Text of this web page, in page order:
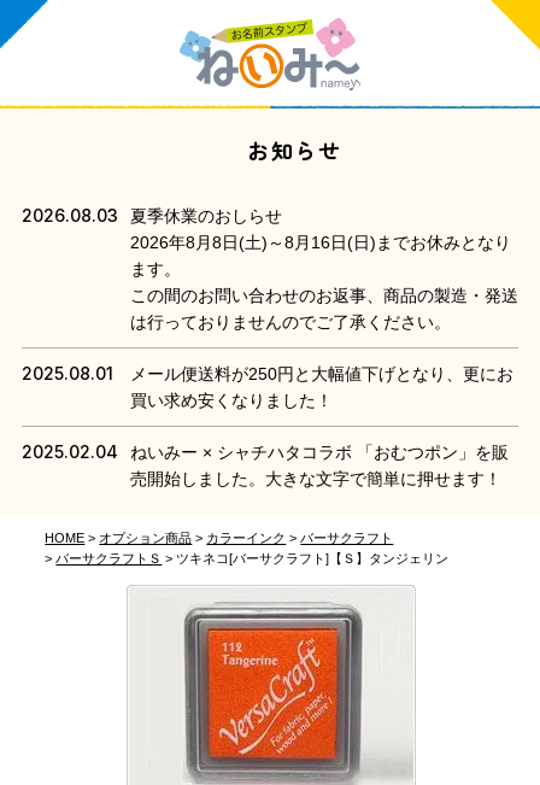
お知らせ
2026.08.03
夏季休業のおしらせ
2026年8月8日(土)～8月16日(日)までお休みとなり
ます。
この間のお問い合わせのお返事、商品の製造・発送
は行っておりませんのでご了承ください。
2025.08.01
メール便送料が250円と大幅値下げとなり、更にお
買い求め安くなりました！
2025.02.04
ねいみー × シャチハタコラボ 「おむつポン」を販
売開始しました。大きな文字で簡単に押せます！
HOME オプション商品 カラーインク
バーサクラフト
バーサクラフトＳ
ツキネコ[バーサクラフト]【Ｓ】タンジェリン